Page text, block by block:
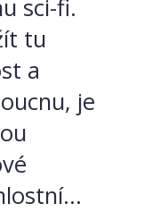
sci-fi.
tu
a
je